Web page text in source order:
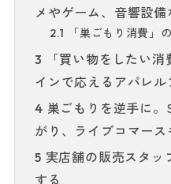
メやゲーム、音響設
2.1
「巣ごもり消費」
3
「買い物をしたい
インで応えるアパレ
4 巣ごもりを逆手に
がり、ライブコマー
5 実店舗の販売スタッ
する